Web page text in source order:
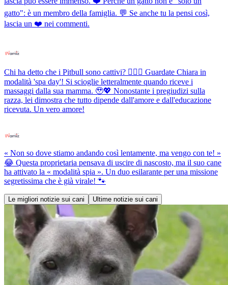
gatto": è un membro della famiglia. 💬 Se anche tu la pensi così,
lascia un ❤️ nei commenti.
Chi ha detto che i Pitbull sono cattivi? 💆‍♀️✨ Guardate Chiara in
modalità 'spa day'! Si scioglie letteralmente quando riceve i
massaggi dalla sua mamma. 🥹💖 Nonostante i pregiudizi sulla
razza, lei dimostra che tutto dipende dall'amore e dall'educazione
ricevuta. Un vero amore!
« Non so dove stiamo andando così lentamente, ma vengo con te! »
😂 Questa proprietaria pensava di uscire di nascosto, ma il suo cane
ha attivato la « modalità spia ». Un duo esilarante per una missione
segretissima che è già virale! 🐾
Le migliori notizie sui cani Ultime notizie sui cani